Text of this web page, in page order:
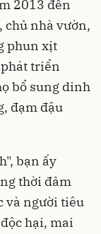
2013 đến
chủ nhà vườn,
phun xịt
phát triển
bổ sung dinh
đạm đậu
bạn ấy
thời đảm
và người tiêu
hại, mai